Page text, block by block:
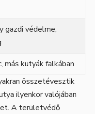
gazdi védelme,
más kutyák falkában
összetévesztik
ilyenkor valójában
A területvédő